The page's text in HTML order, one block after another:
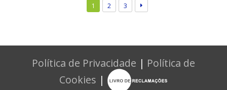
1 2 3
Política de Privacidade | Política de
Cookies |